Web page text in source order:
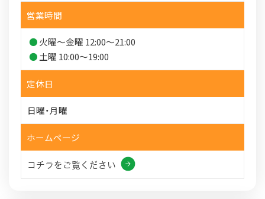
営業時間
火曜～金曜 12:00～21:00
土曜 10:00～19:00
定休日
日曜・月曜
ホームページ
コチラをご覧ください